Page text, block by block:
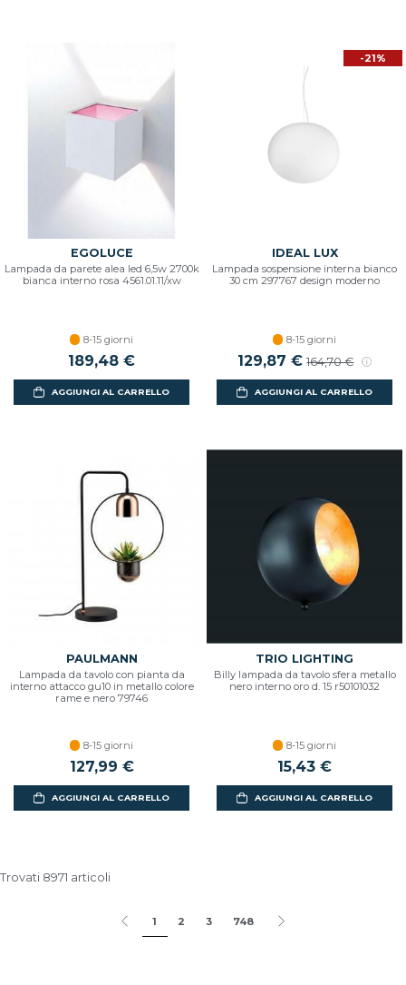
EGOLUCE
Lampada da parete alea led 6,5w 2700k
bianca interno rosa 4561.01.11/xw
8-15 giorni
189,48 €
AGGIUNGI AL CARRELLO
-21%
IDEAL LUX
Lampada sospensione interna bianco
30 cm 297767 design moderno
8-15 giorni
129,87 € 164,70 €
AGGIUNGI AL CARRELLO
PAULMANN
Lampada da tavolo con pianta da
interno attacco gu10 in metallo colore
rame e nero 79746
8-15 giorni
127,99 €
AGGIUNGI AL CARRELLO
TRIO LIGHTING
Billy lampada da tavolo sfera metallo
nero interno oro d. 15 r50101032
8-15 giorni
15,43 €
AGGIUNGI AL CARRELLO
Trovati 8971 articoli
1 2 3 748